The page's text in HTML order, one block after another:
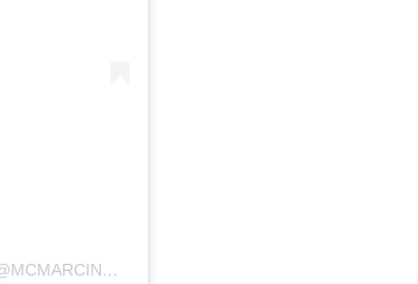
UMA PUBLICAÇÃO COMPARTILHADA POR MC MARCINHO (@MCMARCINHO)